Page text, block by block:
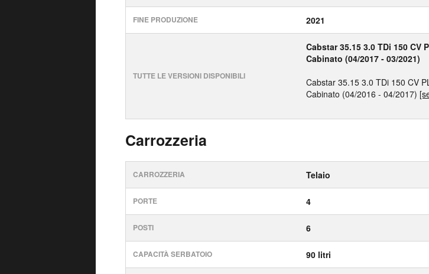
FINE PRODUZIONE 2021
TUTTE LE VERSIONI DISPONIBILI
Cabstar 35.15 3.0 TDi 150 CV
Cabinato (04/2017 - 03/2021)
Cabstar 35.15 3.0 TDi 150 CV
Cabinato (04/2016 - 04/2017)
Carrozzeria
CARROZZERIA Telaio
PORTE 4
POSTI 6
CAPACITÀ SERBATOIO 90 litri